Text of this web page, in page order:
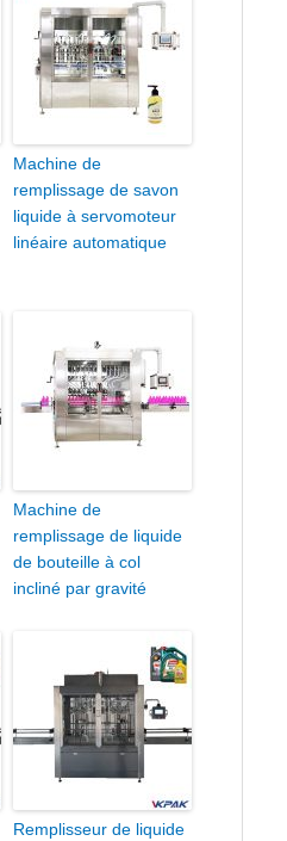
Machine de
remplissage de savon
liquide à servomoteur
linéaire automatique
Machine de
remplissage de liquide
de bouteille à col
incliné par gravité
Remplisseur de liquide